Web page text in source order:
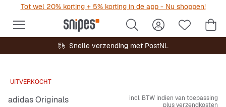
Tot wel 20% korting + 5% korting in de app - Nu shoppen!
Snelle verzending met PostNL
UITVERKOCHT
adidas Originals
incl. BTW indien van toepassing
plusverzendkosten